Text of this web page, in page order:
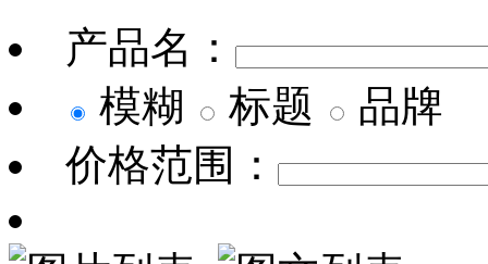
产品名：
模糊
标题
品牌
价格范围：